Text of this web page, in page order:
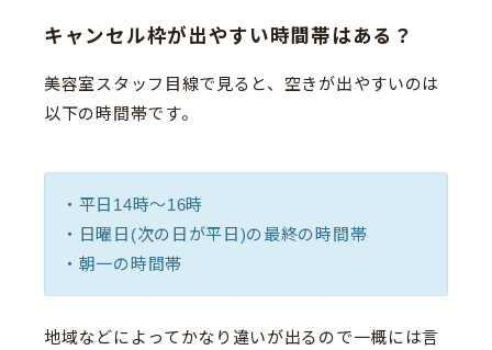
キャンセル枠が出やすい時間帯はある？
美容室スタッフ目線で見ると、空きが出やすいのは
以下の時間帯です。
・平日14時〜16時
・日曜日(次の日が平日)の最終の時間帯
・朝一の時間帯
地域などによってかなり違いが出るので一概には言